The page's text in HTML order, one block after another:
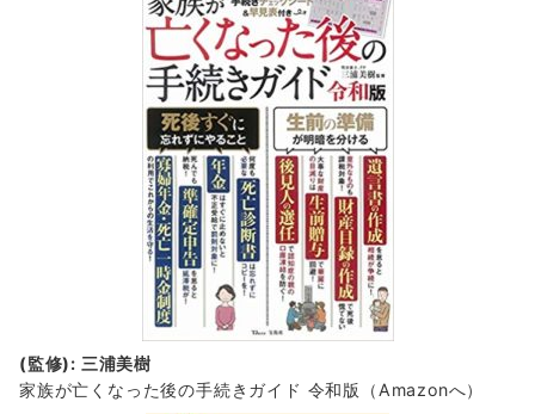
(監修): 三浦美樹
家族が亡くなった後の手続きガイド 令和版（Amazonへ）